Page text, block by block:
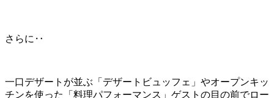
さらに‥
一口デザートが並ぶ「デザートビュッフェ」やオープンキッ
チンを使った「料理パフォーマンス」ゲストの目の前でロー